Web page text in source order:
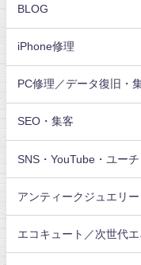
BLOG
iPhone修理
PC修理／データ復旧・
SEO・集客
SNS・YouTube・ユー
アンティークジュエリ
エコキュート／次世代